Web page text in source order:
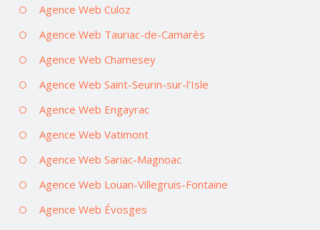
Agence Web Culoz
Agence Web Tauriac-de-Camarès
Agence Web Chamesey
Agence Web Saint-Seurin-sur-l’Isle
Agence Web Engayrac
Agence Web Vatimont
Agence Web Sariac-Magnoac
Agence Web Louan-Villegruis-Fontaine
Agence Web Évosges